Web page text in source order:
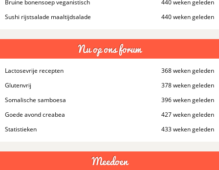
440 weken geleden
Bruine bonensoep veganistisch
440 weken geleden
Sushi rijstsalade maaltijdsalade
Nu op ons forum
368 weken geleden
Lactosevrije recepten
378 weken geleden
Glutenvrij
396 weken geleden
Somalische samboesa
427 weken geleden
Goede avond creabea
433 weken geleden
Statistieken
Meedoen